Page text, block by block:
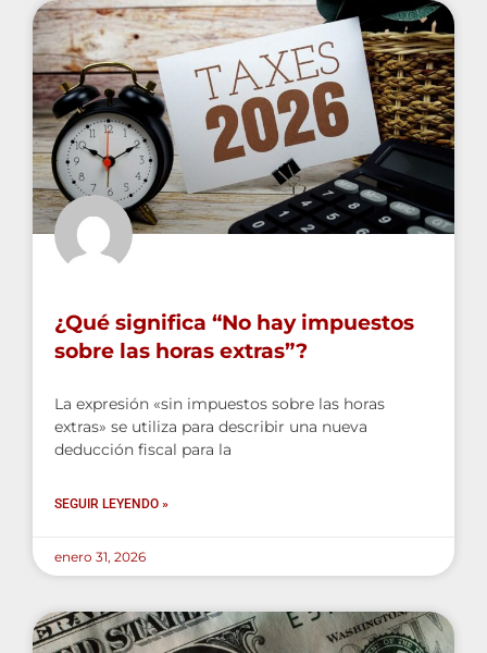
¿Qué significa “No hay impuestos
sobre las horas extras”?
La expresión «sin impuestos sobre las horas
extras» se utiliza para describir una nueva
deducción fiscal para la
SEGUIR LEYENDO »
enero 31, 2026